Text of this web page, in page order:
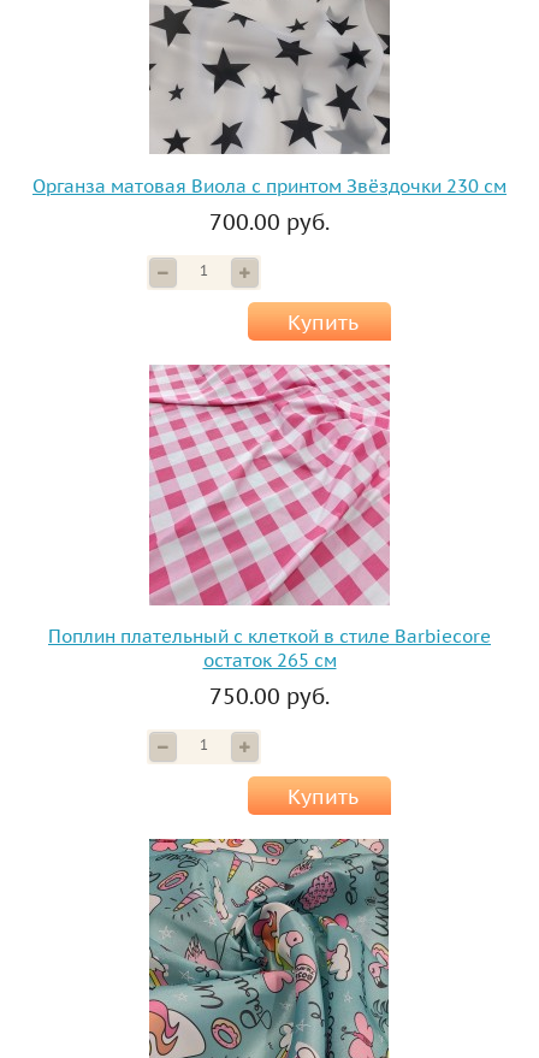
Органза матовая Виола с принтом Звёздочки 230 см
700.00 руб.
Купить
Поплин плательный с клеткой в стиле Barbiecore
остаток 265 см
750.00 руб.
Купить